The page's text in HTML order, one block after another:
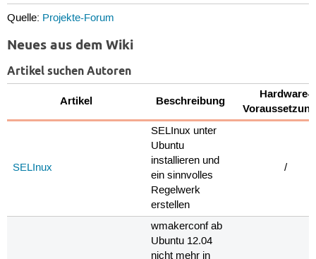
Quelle: Projekte-Forum
Neues aus dem Wiki
Artikel suchen Autoren
Artikel Beschreibung
Hardware-
SELInux
SELInux unter
Ubuntu
installieren und
ein sinnvolles
Regelwerk
erstellen
/
wmakerconf ab
Ubuntu 12.04
nicht mehr in